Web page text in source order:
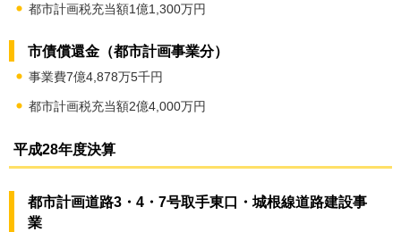
都市計画税充当額1億1,300万円
市債償還金（都市計画事業分）
事業費7億4,878万5千円
都市計画税充当額2億4,000万円
平成28年度決算
都市計画道路3・4・7号取手東口・城根線道路建設事
業